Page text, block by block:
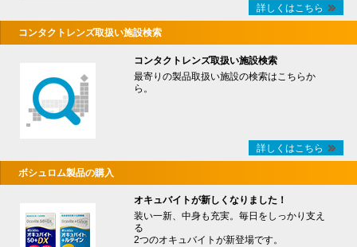
詳しくはこちら
コンタクトレンズ取扱い施設検索
コンタクトレンズ取扱い施設検索
最寄りの製品取扱い施設の検索はこちらか
ら。
詳しくはこちら
ボシュロム製品の購入
オキュバイトが新しくなりました！
装い一新、中身も充実。毎日をしっかり支え
る
2つのオキュバイトが新登場です。